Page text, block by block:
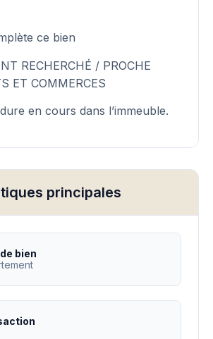
ce bien
RECHERCHÉ / PROCHE
ET COMMERCES
en cours dans l’immeuble.
principales
bien